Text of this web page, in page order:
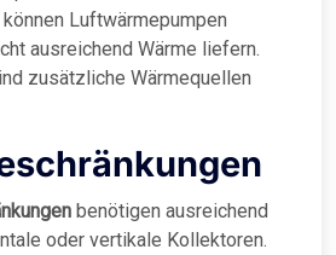
Luftwärmepumpen
ausreichend Wärme liefern.
zusätzliche Wärmequellen
benötigen ausreichend
oder vertikale Kollektoren.